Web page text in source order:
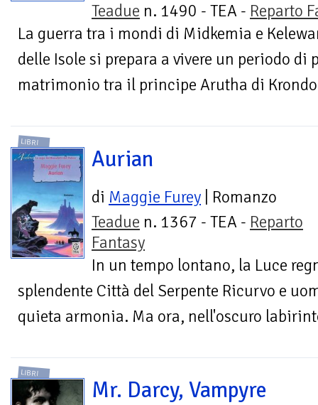
Teadue n. 1490 - TEA - Reparto
La guerra tra i mondi di Midkemia e
delle Isole si prepara a vivere un periodo di
matrimonio tra il principe Arutha di
LIBRI
Aurian
di Maggie Furey | Romanzo
Teadue n. 1367 - TEA - Reparto
Fantasy
In un tempo lontano, la Luce
splendente Città del Serpente Ricurvo e
quieta armonia. Ma ora, nell'oscuro
LIBRI
Mr. Darcy, Vampyre